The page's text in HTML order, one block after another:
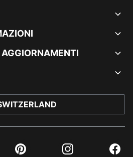
Pinterest Instagram